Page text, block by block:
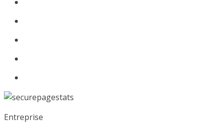
Entreprise